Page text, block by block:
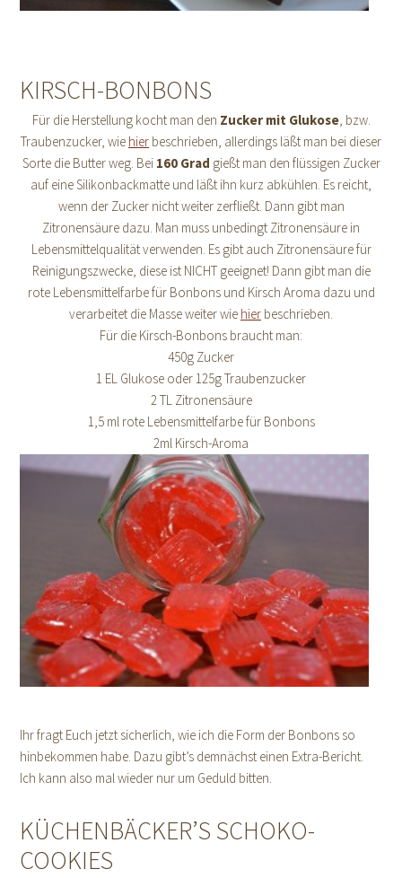
KIRSCH-BONBONS
Für die Herstellung kocht man den Zucker mit Glukose, bzw.
Traubenzucker, wie hier beschrieben, allerdings läßt man bei dieser
Sorte die Butter weg. Bei 160 Grad gießt man den flüssigen Zucker
auf eine Silikonbackmatte und läßt ihn kurz abkühlen. Es reicht,
wenn der Zucker nicht weiter zerfließt. Dann gibt man
Zitronensäure dazu. Man muss unbedingt Zitronensäure in
Lebensmittelqualität verwenden. Es gibt auch Zitronensäure für
Reinigungszwecke, diese ist NICHT geeignet! Dann gibt man die
rote Lebensmittelfarbe für Bonbons und Kirsch Aroma dazu und
verarbeitet die Masse weiter wie hier beschrieben.
Für die Kirsch-Bonbons braucht man:
450g Zucker
1 EL Glukose oder 125g Traubenzucker
2 TL Zitronensäure
1,5 ml rote Lebensmittelfarbe für Bonbons
2ml Kirsch-Aroma
Ihr fragt Euch jetzt sicherlich, wie ich die Form der Bonbons so
hinbekommen habe. Dazu gibt’s demnächst einen Extra-Bericht.
Ich kann also mal wieder nur um Geduld bitten.
KÜCHENBÄCKER’S SCHOKO-
COOKIES